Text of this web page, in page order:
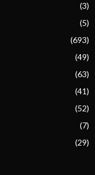
(3)
(5)
(693)
(49)
(63)
(41)
(52)
(7)
(29)